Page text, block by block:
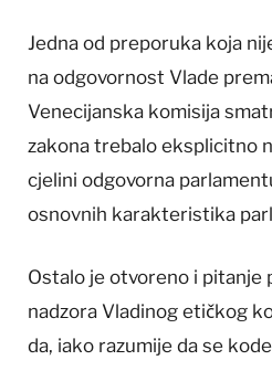
Jedna od preporuka koja
na odgovornost Vlade
Venecijanska komisija
zakona trebalo eksplicitno
cjelini odgovorna
osnovnih karakteristika
Ostalo je otvoreno i pitanje
nadzora Vladinog etičkog
da, iako razumije da se